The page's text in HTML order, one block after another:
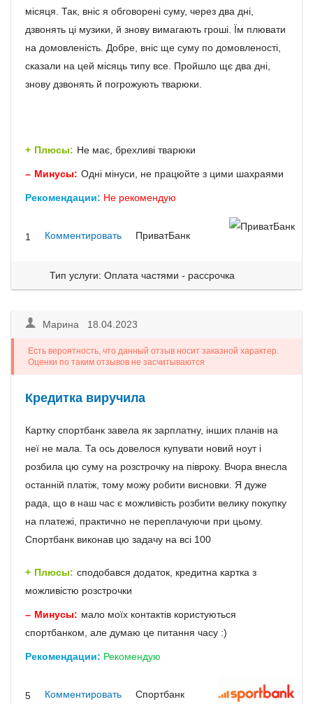
місяця. Так, вніс я обговорені суму, через два дні,
дзвонять ці музики, й знову вимагають гроші. Їм плювати
на домовленість. Добре, вніс ще суму по домовленості,
сказали на цей місяць типу все. Пройшло щє два дні,
знову дзвонять й погрожують тварюки.
Плюсы: Не має, брехливі тварюки
Минусы: Одні мінуси, не працюйте з цими шахраями
Рекомендации: Не рекомендую
1 Комментировать ПриватБанк
Тип услуги: Оплата частями - рассрочка
Марина 18.04.2023
Есть вероятность, что данный отзыв носит заказной характер.
Оценки по таким отзывов не засчитываются
Кредитка виручила
Картку спортбанк завела як зарплатну, інших планів на
неї не мала. Та ось довелося купувати новий ноут і
розбила цю суму на розстрочку на півроку. Вчора внесла
останній платіж, тому можу робити висновки. Я дуже
рада, що в наш час є можливість розбити велику покупку
на платежі, практично не переплачуючи при цьому.
Спортбанк виконав цю задачу на всі 100
Плюсы: сподобався додаток, кредитна картка з
можливістю розстрочки
Минусы: мало моїх контактів користуються
спортбанком, але думаю це питання часу :)
Рекомендации: Рекомендую
5 Комментировать Спортбанк